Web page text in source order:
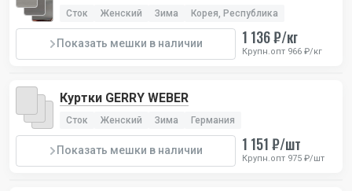
Сток Женский Зима Корея, Республика
Показать мешки в наличии 1 136 ₽/кг
Крупн.опт 966 ₽/кг
Куртки GERRY WEBER
Сток Женский Зима Германия
Показать мешки в наличии 1 151 ₽/шт
Крупн.опт 975 ₽/шт